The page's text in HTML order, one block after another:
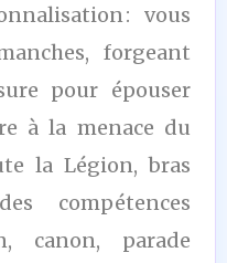
: vous
forgeant
pour épouser
à la menace du
la Légion, bras
compétences
canon, parade